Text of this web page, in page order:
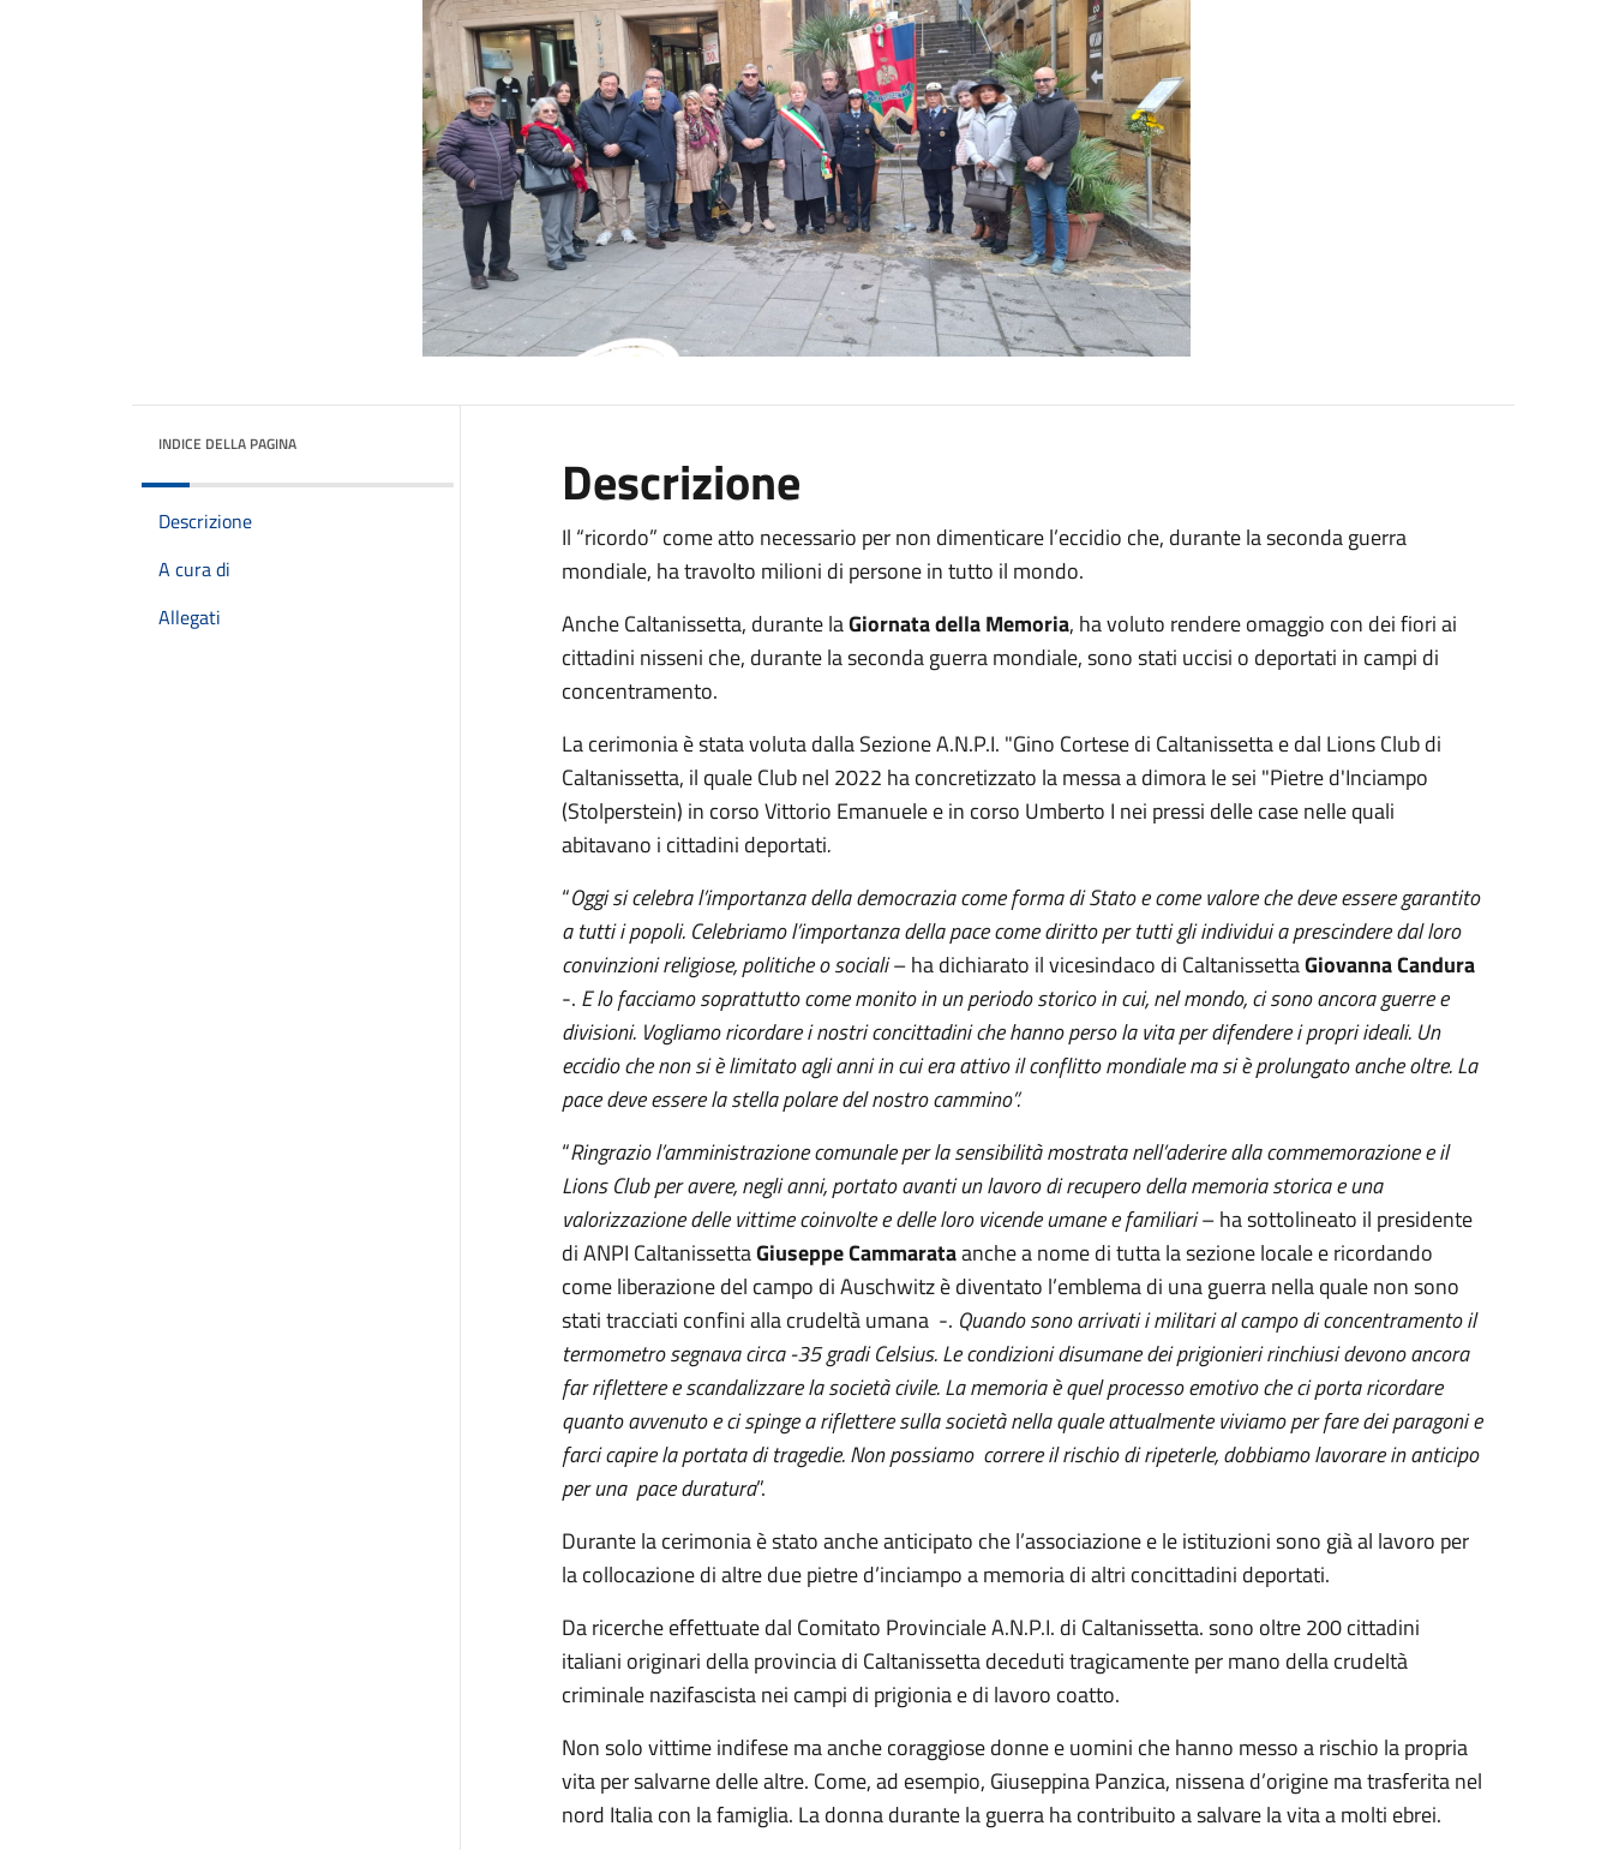
INDICE DELLA PAGINA
Descrizione
A cura di
Allegati
Descrizione
Il “ricordo” come atto necessario per non dimenticare l’eccidio che, durante la seconda guerra
mondiale, ha travolto milioni di persone in tutto il mondo.
Anche Caltanissetta, durante laGiornata della Memoria, ha voluto rendere omaggio con dei fiori ai
cittadini nisseni che, durante la seconda guerra mondiale, sono stati uccisi o deportati in campi di
concentramento.
La cerimonia è stata voluta dalla Sezione A.N.P.I. "Gino Cortese di Caltanissetta e dal Lions Club di
Caltanissetta, il quale Club nel 2022 ha concretizzato la messa a dimora le sei "Pietre d'Inciampo
(Stolperstein) in corso Vittorio Emanuele e in corso Umberto I nei pressi delle case nelle quali
abitavano i cittadini deportati.
“Oggi si celebra l’importanza della democrazia come forma di Stato e come valore che deve essere garantito
a tutti i popoli. Celebriamo l’importanza della pace come diritto per tutti gli individui a prescindere dal loro
convinzioni religiose, politiche o sociali– ha dichiarato il vicesindaco di CaltanissettaGiovanna Candura
-. E lo facciamo soprattutto come monito in un periodo storico in cui, nel mondo, ci sono ancora guerre e
divisioni. Vogliamo ricordare i nostri concittadini che hanno perso la vita per difendere i propri ideali. Un
eccidio che non si è limitato agli anni in cui era attivo il conflitto mondiale ma si è prolungato anche oltre. La
pace deve essere la stella polare del nostro cammino”.
“Ringrazio l’amministrazione comunale per la sensibilità mostrata nell’aderire alla commemorazione e il
Lions Club per avere, negli anni, portato avanti un lavoro di recupero della memoria storica e una
valorizzazione delle vittime coinvolte e delle loro vicende umane e familiari– ha sottolineato il presidente
di ANPI CaltanissettaGiuseppe Cammarataanche a nome di tutta la sezione locale e ricordando
come liberazione del campo di Auschwitz è diventato l’emblema di una guerra nella quale non sono
stati tracciati confini alla crudeltà umana -. Quando sono arrivati i militari al campo di concentramento il
termometro segnava circa -35 gradi Celsius. Le condizioni disumane dei prigionieri rinchiusi devono ancora
far riflettere e scandalizzare la società civile. La memoria è quel processo emotivo che ci porta ricordare
quanto avvenuto e ci spinge a riflettere sulla società nella quale attualmente viviamo per fare dei paragoni e
farci capire la portata di tragedie. Non possiamo correre il rischio di ripeterle, dobbiamo lavorare in anticipo
per una pace duratura”.
Durante la cerimonia è stato anche anticipato che l’associazione e le istituzioni sono già al lavoro per
la collocazione di altre due pietre d’inciampo a memoria di altri concittadini deportati.
Da ricerche effettuate dal Comitato Provinciale A.N.P.I. di Caltanissetta. sono oltre 200 cittadini
italiani originari della provincia di Caltanissetta deceduti tragicamente per mano della crudeltà
criminale nazifascista nei campi di prigionia e di lavoro coatto.
Non solo vittime indifese ma anche coraggiose donne e uomini che hanno messo a rischio la propria
vita per salvarne delle altre. Come, ad esempio, Giuseppina Panzica, nissena d’origine ma trasferita nel
nord Italia con la famiglia. La donna durante la guerra ha contribuito a salvare la vita a molti ebrei.